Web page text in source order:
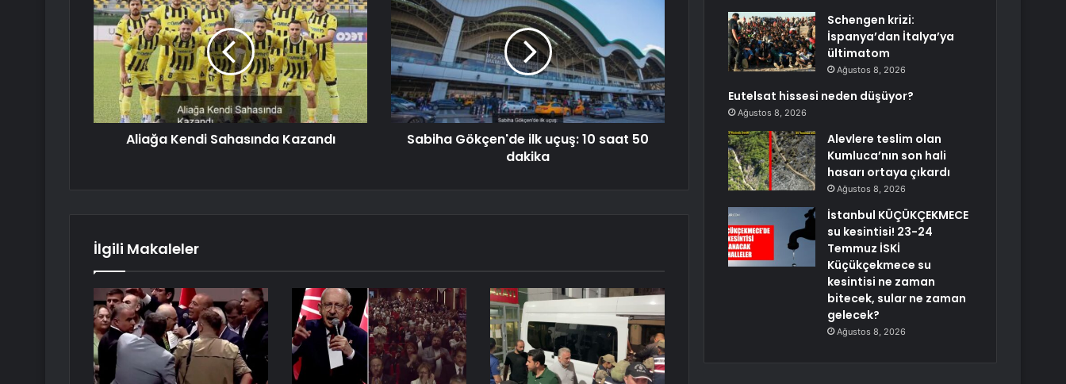
Aliağa Kendi Sahasında Kazandı
Sabiha Gökçen'de ilk uçuş: 10 saat 50
dakika
İlgili Makaleler
Schengen krizi:
İspanya’dan İtalya’ya
ültimatom
Ağustos 8, 2026
Eutelsat hissesi neden düşüyor?
Ağustos 8, 2026
Alevlere teslim olan
Kumluca’nın son hali
hasarı ortaya çıkardı
Ağustos 8, 2026
İstanbul KÜÇÜKÇEKMECE
su kesintisi! 23-24
Temmuz İSKİ
Küçükçekmece su
kesintisi ne zaman
bitecek, sular ne zaman
gelecek?
Ağustos 8, 2026